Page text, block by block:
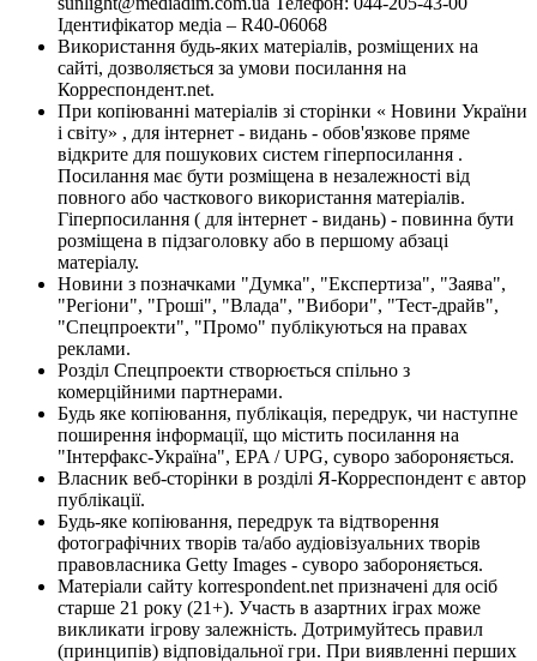
Ідентифікатор медіа – R40-06068
Використання будь-яких матеріалів, розміщених на
сайті, дозволяється за умови посилання на
Корреспондент.net.
При копіюванні матеріалів зі сторінки « Новини України
і світу» , для інтернет - видань - обов'язкове пряме
відкрите для пошукових систем гіперпосилання .
Посилання має бути розміщена в незалежності від
повного або часткового використання матеріалів.
Гіперпосилання ( для інтернет - видань) - повинна бути
розміщена в підзаголовку або в першому абзаці
матеріалу.
Новини з позначками "Думка", "Експертиза", "Заява",
"Регіони", "Гроші", "Влада", "Вибори", "Тест-драйв",
"Спецпроекти", "Промо" публікуються на правах
реклами.
Розділ Спецпроекти створюється спільно з
комерційними партнерами.
Будь яке копіювання, публікація, передрук, чи наступне
поширення інформації, що містить посилання на
"Інтерфакс-Україна", EPA / UPG, суворо забороняється.
Власник веб-сторінки в розділі Я-Корреспондент є автор
публікації.
Будь-яке копіювання, передрук та відтворення
фотографічних творів та/або аудіовізуальних творів
правовласника Getty Images - суворо забороняється.
Матеріали сайту korrespondent.net призначені для осіб
старше 21 року (21+). Участь в азартних іграх може
викликати ігрову залежність. Дотримуйтесь правил
(принципів) відповідальної гри. При виявленні перших